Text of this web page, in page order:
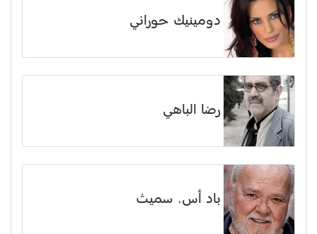
دومينيك حوراني
رضا الباهي
باد أس. سميث